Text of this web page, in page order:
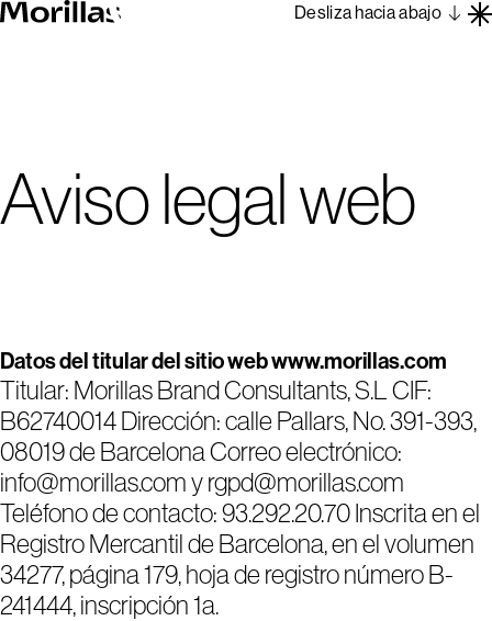
Desliza hacia abajo
Sobre Nosotros
Blog
Aviso legal web
Datos del titular del sitio web www.morillas.com
Titular: Morillas Brand Consultants, S.L CIF:
B62740014 Dirección: calle Pallars, No. 391-393,
08019 de Barcelona Correo electrónico:
info@morillas.com y rgpd@morillas.com
Teléfono de contacto: 93.292.20.70 Inscrita en el
Registro Mercantil de Barcelona, en el volumen
34277, página 179, hoja de registro número B-
241444, inscripción 1a.